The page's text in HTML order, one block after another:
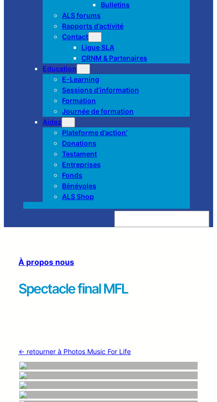
Bulletins
ALS forums
Rapports d’activité
Contact
Ligue SLA
CRNM & Partenaires
Education
E-Learning
Sessions d’information
Formation
Journée de formation
Aidez
Plateforme d’action’
Donations
Testament
Entreprises
Fonds
Bénévoles
ALS Shop
Z
e
À propos nous
Spectacle final MFL
← retourner à Photos Music For Life